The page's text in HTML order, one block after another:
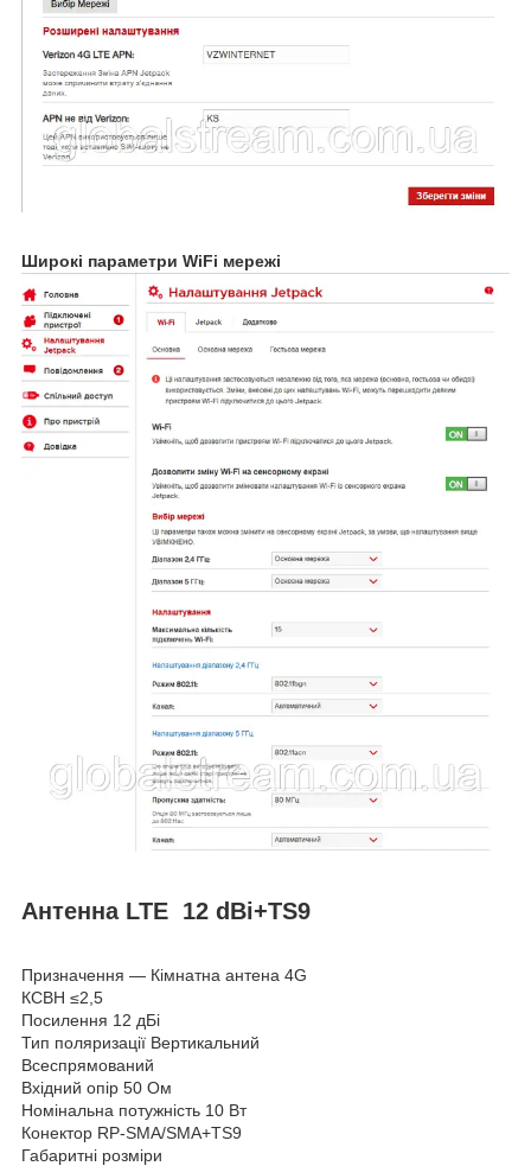
Широкі параметри WiFi мережі
Антенна LTE 12 dBi+TS9
Призначення — Кімнатна антена 4G
КСВН ≤2,5
Посилення 12 дБі
Тип поляризації Вертикальний
Всеспрямований
Вхідний опір 50 Ом
Номінальна потужність 10 Вт
Конектор RP-SMA/SMA+TS9
Габаритні розміри